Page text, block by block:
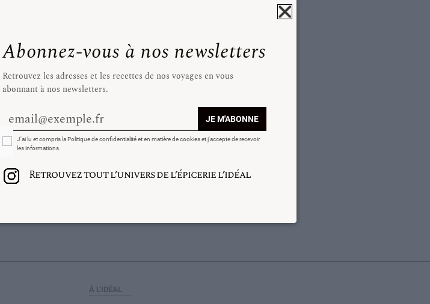
À L’IDÉAL
Abonnez-vous à nos newsletters
Retrouvez les adresses et les recettes de nos voyages en vous
abonnant à nos newsletters.
Retrouvez tout l’univers de l’épicerie l’idéal
J'ai lu et compris la Politique de confidentialité et en matière de cookies et j'accepte de recevoir
les informations.
Select Options
JE M'ABONNE